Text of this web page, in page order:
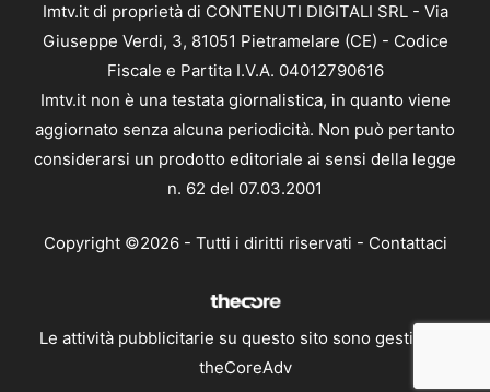
Imtv.it di proprietà di CONTENUTI DIGITALI SRL - Via
Giuseppe Verdi, 3, 81051 Pietramelare (CE) - Codice
Fiscale e Partita I.V.A. 04012790616
Imtv.it non è una testata giornalistica, in quanto viene
aggiornato senza alcuna periodicità. Non può pertanto
considerarsi un prodotto editoriale ai sensi della legge
n. 62 del 07.03.2001
Copyright ©2026 - Tutti i diritti riservati - Contattaci
Le attività pubblicitarie su questo sito sono gestite da
theCoreAdv